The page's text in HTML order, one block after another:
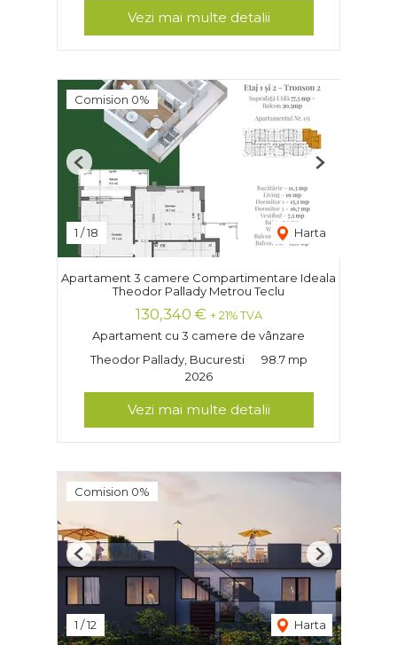
Vezi mai multe detalii
Comision 0%
1 /18 Harta
Previous Next
Apartament 3 camere Compartimentare Ideala
Theodor Pallady Metrou Teclu
130,340 € + 21% TVA
Apartament cu 3 camere de vânzare
Theodor Pallady, Bucuresti
98.7 mp
2026
Vezi mai multe detalii
Comision 0%
1 /12 Harta
Previous Next